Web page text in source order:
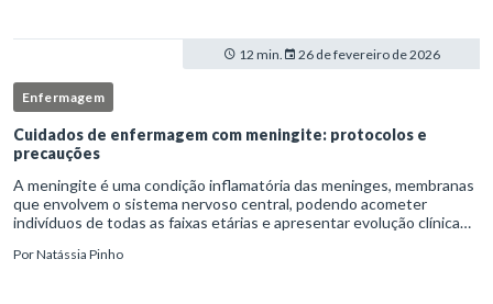
12 min. 26 de fevereiro de 2026
Enfermagem
Cuidados de enfermagem com meningite: protocolos e
precauções
A meningite é uma condição inflamatória das meninges, membranas
que envolvem o sistema nervoso central, podendo acometer
indivíduos de todas as faixas etárias e apresentar evolução clínica
PorNatássia Pinho